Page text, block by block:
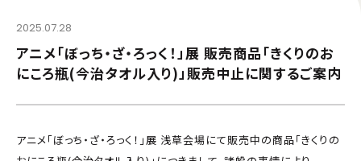
2025.07.28
アニメ「ぼっち・ざ・ろっく！」展 販売商品「きくりのお
にころ瓶(今治タオル入り)」販売中止に関するご案内
アニメ「ぼっち・ざ・ろっく！」展 浅草会場にて販売中の商品「きくりの